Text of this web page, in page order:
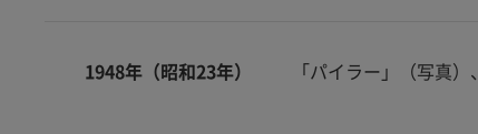
1948年（昭和23年） 「パイラー」（写真